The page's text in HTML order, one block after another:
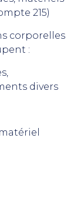
215)
corporelles
:
divers